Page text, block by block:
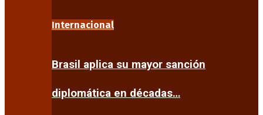
Internacional
Brasil aplica su mayor sanción
diplomática en décadas…